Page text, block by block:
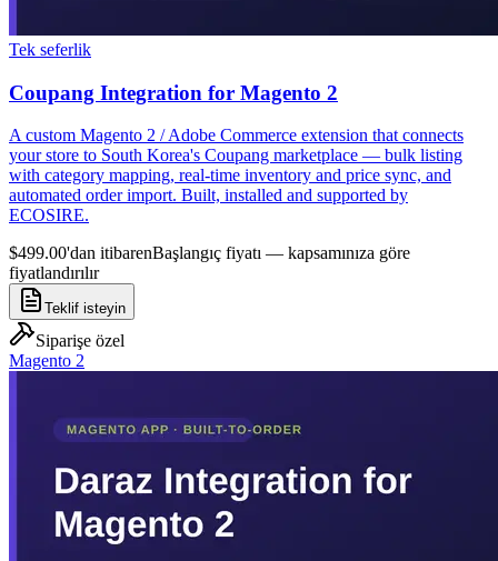
Tek seferlik
Coupang Integration for Magento 2
A custom Magento 2 / Adobe Commerce extension that connects
your store to South Korea's Coupang marketplace — bulk listing
with category mapping, real-time inventory and price sync, and
automated order import. Built, installed and supported by
ECOSIRE.
$499.00'dan itibarenBaşlangıç fiyatı — kapsamınıza göre
fiyatlandırılır
Teklif isteyin
Siparişe özel
Magento 2